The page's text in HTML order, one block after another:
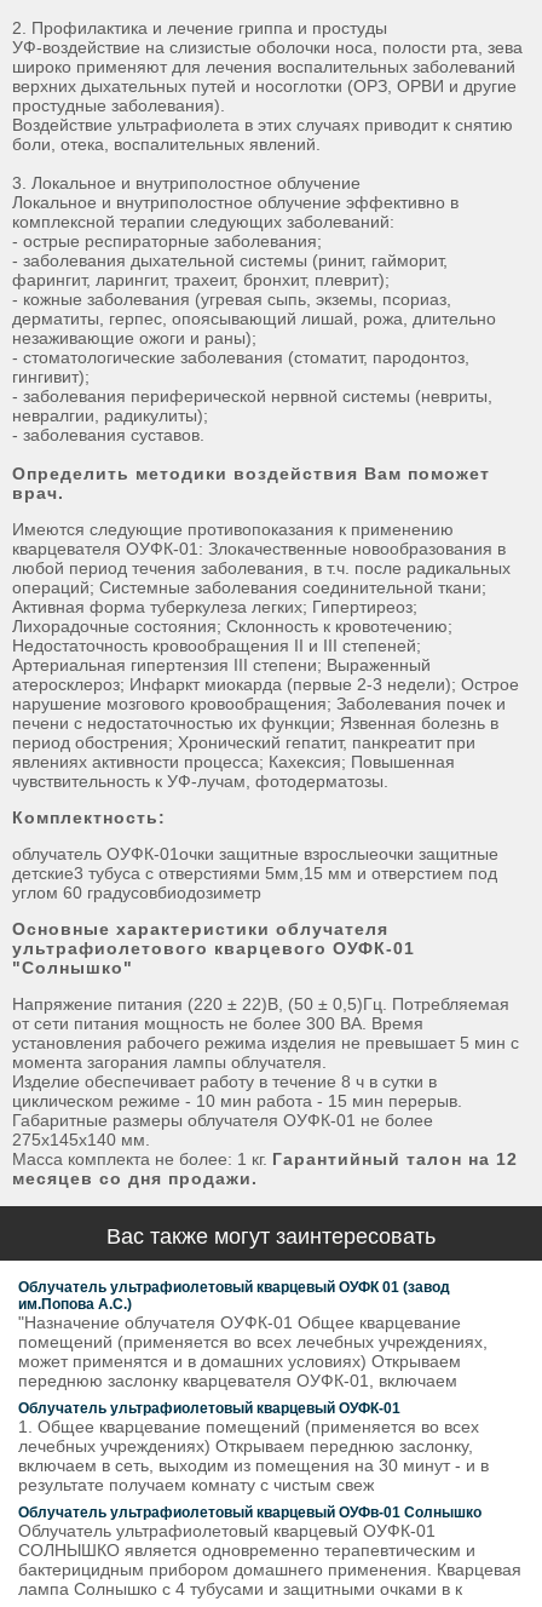
2. Профилактика и лечение гриппа и простуды
УФ-воздействие на слизистые оболочки носа, полости рта, зева
широко применяют для лечения воспалительных заболеваний
верхних дыхательных путей и носоглотки (ОРЗ, ОРВИ и другие
простудные заболевания).
Воздействие ультрафиолета в этих случаях приводит к снятию
боли, отека, воспалительных явлений.
3. Локальное и внутриполостное облучение
Локальное и внутриполостное облучение эффективно в
комплексной терапии следующих заболеваний:
- острые респираторные заболевания;
- заболевания дыхательной системы (ринит, гайморит,
фарингит, ларингит, трахеит, бронхит, плеврит);
- кожные заболевания (угревая сыпь, экземы, псориаз,
дерматиты, герпес, опоясывающий лишай, рожа, длительно
незаживающие ожоги и раны);
- стоматологические заболевания (стоматит, пародонтоз,
гингивит);
- заболевания периферической нервной системы (невриты,
невралгии, радикулиты);
- заболевания суставов.
Определить методики воздействия Вам поможет
врач.
Имеются следующие противопоказания к применению
кварцевателя ОУФК-01: Злокачественные новообразования в
любой период течения заболевания, в т.ч. после радикальных
операций; Системные заболевания соединительной ткани;
Активная форма туберкулеза легких; Гипертиреоз;
Лихорадочные состояния; Склонность к кровотечению;
Недостаточность кровообращения II и III степеней;
Артериальная гипертензия III степени; Выраженный
атеросклероз; Инфаркт миокарда (первые 2-3 недели); Острое
нарушение мозгового кровообращения; Заболевания почек и
печени с недостаточностью их функции; Язвенная болезнь в
период обострения; Хронический гепатит, панкреатит при
явлениях активности процесса; Кахексия; Повышенная
чувствительность к УФ-лучам, фотодерматозы.
Комплектность:
облучатель ОУФК-01очки защитные взрослыеочки защитные
детские3 тубуса с отверстиями 5мм,15 мм и отверстием под
углом 60 градусовбиодозиметр
Основные характеристики облучателя
ультрафиолетового кварцевого ОУФК-01
"Солнышко"
Напряжение питания (220 ± 22)В, (50 ± 0,5)Гц. Потребляемая
от сети питания мощность не более 300 ВА. Время
установления рабочего режима изделия не превышает 5 мин с
момента загорания лампы облучателя.
Изделие обеспечивает работу в течение 8 ч в сутки в
циклическом режиме - 10 мин работа - 15 мин перерыв.
Габаритные размеры облучателя ОУФК-01 не более
275х145х140 мм.
Масса комплекта не более: 1 кг. Гарантийный талон на 12
месяцев со дня продажи.
Вас также могут заинтересовать
Облучатель ультрафиолетовый кварцевый ОУФК 01 (завод
им.Попова А.С.)
"Назначение облучателя ОУФК-01 Общее кварцевание
помещений (применяется во всех лечебных учреждениях,
может применятся и в домашних условиях) Открываем
переднюю заслонку кварцевателя ОУФК-01, включаем
Облучатель ультрафиолетовый кварцевый ОУФК-01
1. Общее кварцевание помещений (применяется во всех
лечебных учреждениях) Открываем переднюю заслонку,
включаем в сеть, выходим из помещения на 30 минут - и в
результате получаем комнату с чистым свеж
Облучатель ультрафиолетовый кварцевый ОУФв-01 Солнышко
Облучатель ультрафиолетовый кварцевый ОУФК-01
СОЛНЫШКО является одновременно терапевтическим и
бактерицидным прибором домашнего применения. Кварцевая
лампа Солнышко с 4 тубусами и защитными очками в к